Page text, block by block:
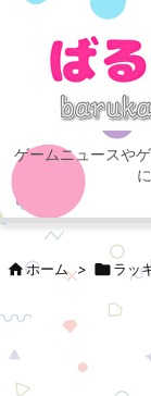
ゲームニュースや
ホーム > ラッ